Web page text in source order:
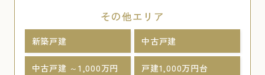
その他エリア
新築戸建 中古戸建
中古戸建 ～1,000万円 戸建1,000万円台